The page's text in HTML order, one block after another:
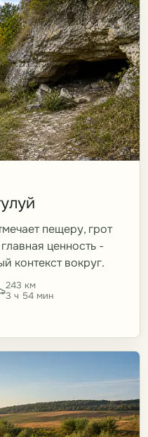
пещеру, грот
ценность -
контекст вокруг.
243 км
3 ч 54 мин